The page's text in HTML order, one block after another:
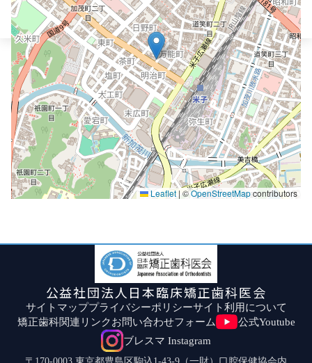
Leaflet| ©OpenStreetMapcontributors
公益社団法人日本臨床矯正歯科医会
サイトマッププライバシーポリシーサイト利用について
矯正歯科関連リンクお問い合わせフォーム
公式Youtube
ブレスマ Instagram